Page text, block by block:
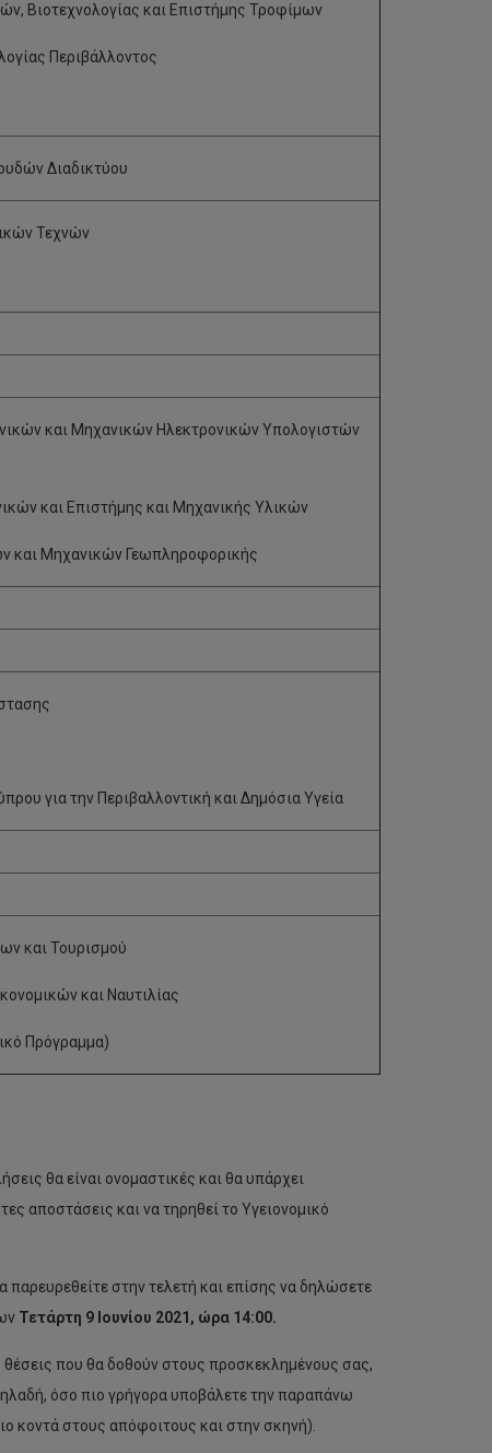
Βιοτεχνολογίας και Επιστήμης Τροφίμων
Περιβάλλοντος
Διαδικτύου
Τεχνών
και Μηχανικών Ηλεκτρονικών Υπολογιστών
και Επιστήμης και Μηχανικής Υλικών
και Μηχανικών Γεωπληροφορικής
για την Περιβαλλοντική και Δημόσια Υγεία
και Τουρισμού
και Ναυτιλίας
Πρόγραμμα)
θα είναι ονομαστικές και θα υπάρχει
αποστάσεις και να τηρηθεί το Υγειονομικό
παρευρεθείτε στην τελετή και επίσης να δηλώσετε
Τετάρτη 9 Ιουνίου 2021, ώρα 14:00.
που θα δοθούν στους προσκεκλημένους σας,
όσο πιο γρήγορα υποβάλετε την παραπάνω
κοντά στους απόφοιτους και στην σκηνή).